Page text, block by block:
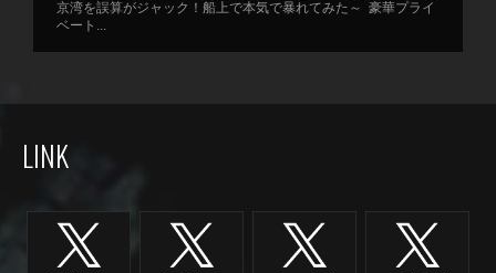
京湾を誤算がジャック！船上で本気で暴れてみた～ 豪華プライ
ベート...
LINK